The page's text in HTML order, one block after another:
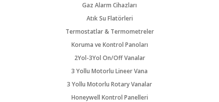
Gaz Alarm Cihazları
Atık Su Flatörleri
Termostatlar & Termometreler
Koruma ve Kontrol Panoları
2Yol-3Yol On/Off Vanalar
3 Yollu Motorlu Lineer Vana
3 Yollu Motorlu Rotary Vanalar
Honeywell Kontrol Panelleri